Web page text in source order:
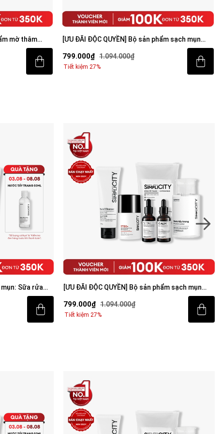
mờ thâm
[ƯU ĐÃI ĐỘC QUYỀN] Bộ sản phẩm sạch mụn
799.000₫ 1.094.000₫
Tiết kiệm 27%
Sữa rửa
dưỡng ẩm 80g
[ƯU ĐÃI ĐỘC QUYỀN] Bộ sản phẩm sạch mụn
799.000₫ 1.094.000₫
Tiết kiệm 27%